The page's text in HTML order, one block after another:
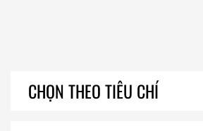
CHỌN THEO TIÊU CHÍ